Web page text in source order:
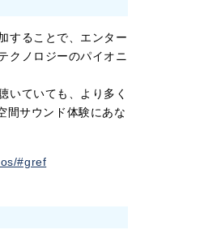
することで、エンター
クノロジーのパイオニ
いていても、より多く
間サウンド体験にあな
#gref